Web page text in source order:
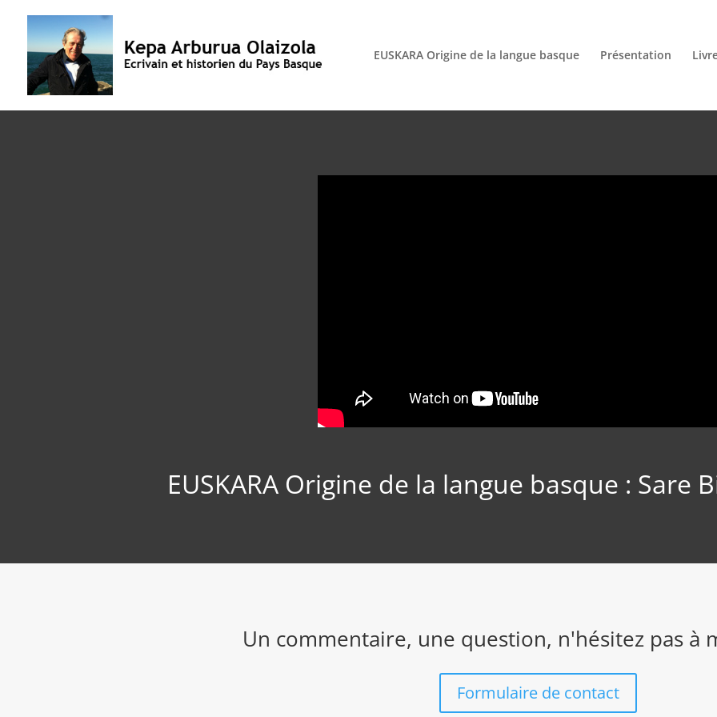
EUSKARA Origine de la langue basque Présentation
EUSKARA Origine de la langue basque : Sare
Un commentaire, une question, n'hésitez pas à
Formulaire de contact